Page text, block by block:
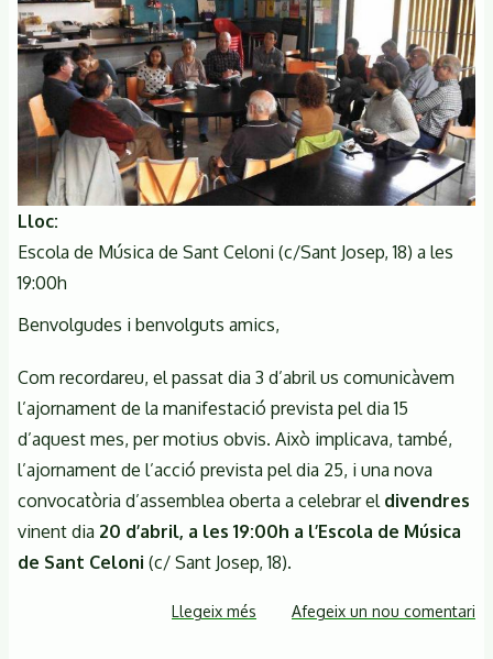
recuperació
del
Pla
Especial
de
protecció
del
Montseny
Lloc
Escola de Música de Sant Celoni (c/Sant Josep, 18) a les
19:00h
Benvolgudes i benvolguts amics,
Com recordareu, el passat dia 3 d’abril us comunicàvem
l’ajornament de la manifestació prevista pel dia 15
d’aquest mes, per motius obvis. Això implicava, també,
l’ajornament de l’acció prevista pel dia 25, i una nova
convocatòria d’assemblea oberta a celebrar el divendres
vinent dia 20 d’abril, a les 19:00h a l’Escola de Música
de Sant Celoni (c/ Sant Josep, 18).
Llegeix més sobreAfegeix un nou comentari